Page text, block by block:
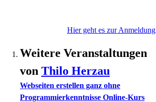
Hier geht es zur Anmeldung
Weitere Veranstaltungen
von Thilo Herzau
Webseiten erstellen ganz ohne
Programmierkenntnisse Online-Kurs